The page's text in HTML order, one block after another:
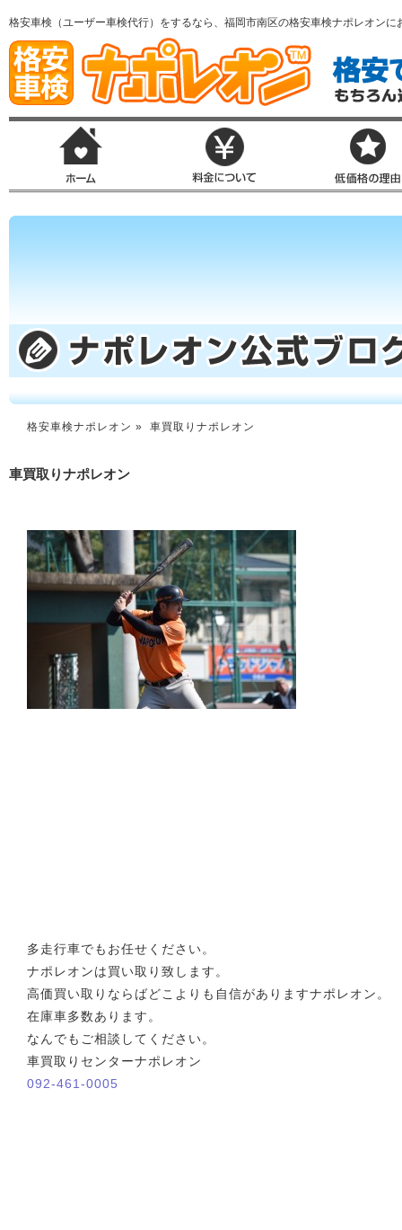
格安車検（ユーザー車検代行）をするなら、福岡市南区の格安車検ナポレオンに
格安車検ナポレオン » 車買取りナポレオン
車買取りナポレオン
多走行車でもお任せください。
ナポレオンは買い取り致します。
高価買い取りならばどこよりも自信がありますナポレオン。
在庫車多数あります。
なんでもご相談してください。
車買取りセンターナポレオン
092-461-0005